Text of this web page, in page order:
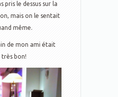
pris le dessus sur la
mais on le sentait
même.
de mon ami était
très bon!